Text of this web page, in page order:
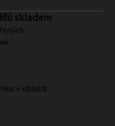
skladem
v oblasti